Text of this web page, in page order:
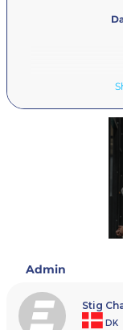
Admin
Stig
DK